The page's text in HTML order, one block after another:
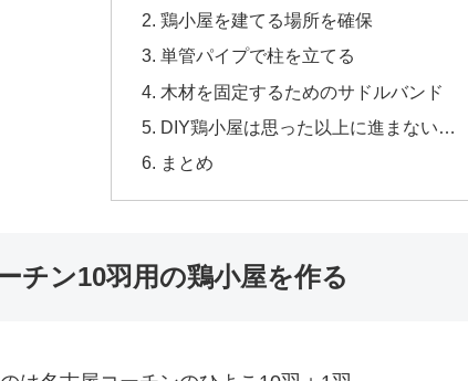
鶏小屋を建てる場所を確保
単管パイプで柱を立てる
木材を固定するためのサドルバンド
DIY鶏小屋は思った以上に進まない…
まとめ
チン10羽用の鶏小屋を作る